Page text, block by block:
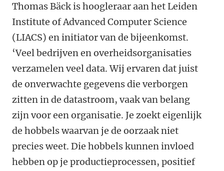
Thomas Bäck is hoogleraar aan het Leiden
Institute of Advanced Computer Science
(LIACS) en initiator van de bijeenkomst.
‘Veel bedrijven en overheidsorganisaties
verzamelen veel data. Wij ervaren dat juist
de onverwachte gegevens die verborgen
zitten in de datastroom, vaak van belang
zijn voor een organisatie. Je zoekt eigenlijk
de hobbels waarvan je de oorzaak niet
precies weet. Die hobbels kunnen invloed
hebben op je productieprocessen, positief